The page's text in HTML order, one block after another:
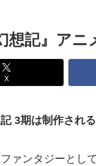
想記』ア
X
3期は制作され
ァンタジーとし